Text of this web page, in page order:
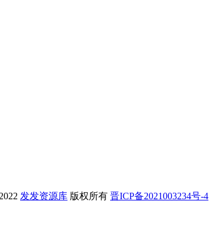
发发资源库 版权所有 晋ICP备2021003234号-4